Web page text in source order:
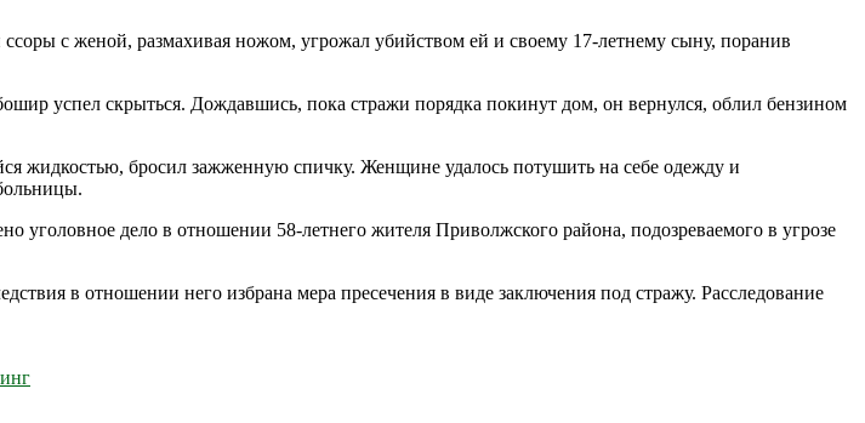
с женой, размахивая ножом, угрожал убийством ей и своему 17-летнему сыну, поранив
успел скрыться. Дождавшись, пока стражи порядка покинут дом, он вернулся, облил бензином
жидкостью, бросил зажженную спичку. Женщине удалось потушить на себе одежду и
уголовное дело в отношении 58-летнего жителя Приволжского района, подозреваемого в угрозе
в отношении него избрана мера пресечения в виде заключения под стражу. Расследование